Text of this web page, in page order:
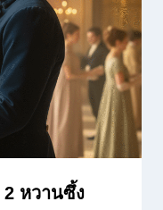
2 หวานซึ้ง